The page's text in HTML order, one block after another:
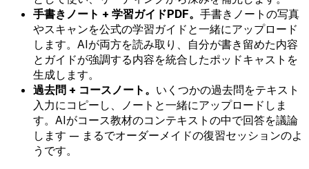
手書きノート + 学習ガイドPDF。 手書きノートの写真
やスキャンを公式の学習ガイドと一緒にアップロード
します。AIが両方を読み取り、自分が書き留めた内容
とガイドが強調する内容を統合したポッドキャストを
生成します。
過去問 + コースノート。 いくつかの過去問をテキスト
入力にコピーし、ノートと一緒にアップロードしま
す。AIがコース教材のコンテキストの中で回答を議論
します — まるでオーダーメイドの復習セッションのよ
うです。